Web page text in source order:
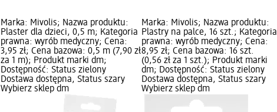
Marka: Mivolis; Nazwa produktu:
Plaster dla dzieci, 0,5 m; Kategoria
prawna: wyrób medyczny; Cena:
3,95 zł; Cena bazowa: 0,5 m (7,90 zł
za 1 m); Produkt marki dm;
Dostępność: Status zielony
Dostawa dostępna, Status szary
Wybierz sklep dm
Marka: Mivolis; Nazwa produktu:
Plastry na palce, 16 szt.; Kategoria
prawna: wyrób medyczny; Cena:
8,95 zł; Cena bazowa: 16 szt.
(0,56 zł za 1 szt.); Produkt marki
dm; Dostępność: Status zielony
Dostawa dostępna, Status szary
Wybierz sklep dm